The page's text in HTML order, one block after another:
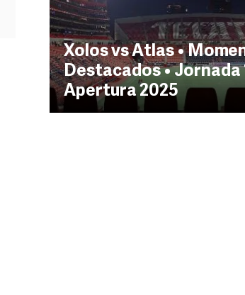
Xolos vs Atlas •
Destacados • Jornada
Apertura 2025